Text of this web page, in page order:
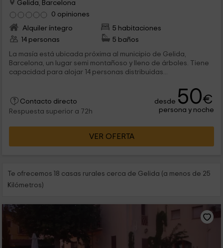
Gelida, Barcelona
0 opiniones
Alquiler íntegro
5 habitaciones
14 personas
5 baños
La masía está ubicada próxima al municipio de Gelida,
Barcelona, un lugar semi montañoso y lleno de árboles. Tiene
capacidad para alojar 14 personas distribuidas...
Contacto directo
Respuesta superior a 72h
desde 50€
persona y noche
VER OFERTA
Te ofrecemos 18 casas rurales cerca de Gelida (a menos de 25
Kilómetros)